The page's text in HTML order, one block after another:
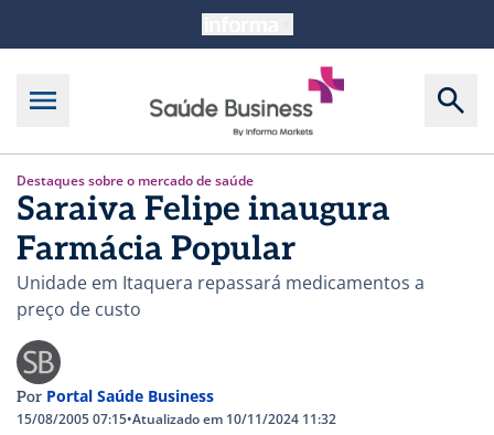
Destaques sobre o mercado de saúde
Saraiva Felipe inaugura
Farmácia Popular
Unidade em Itaquera repassará medicamentos a
preço de custo
Por Portal Saúde Business
15/08/2005 07:15•Atualizado em 10/11/2024 11:32